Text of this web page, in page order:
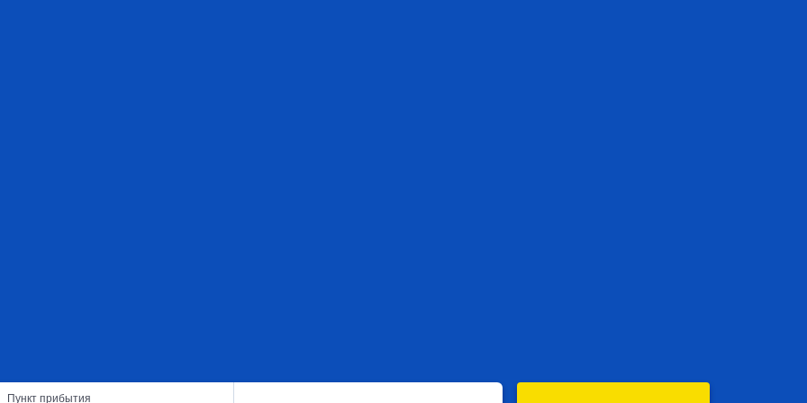
Пункт прибытия